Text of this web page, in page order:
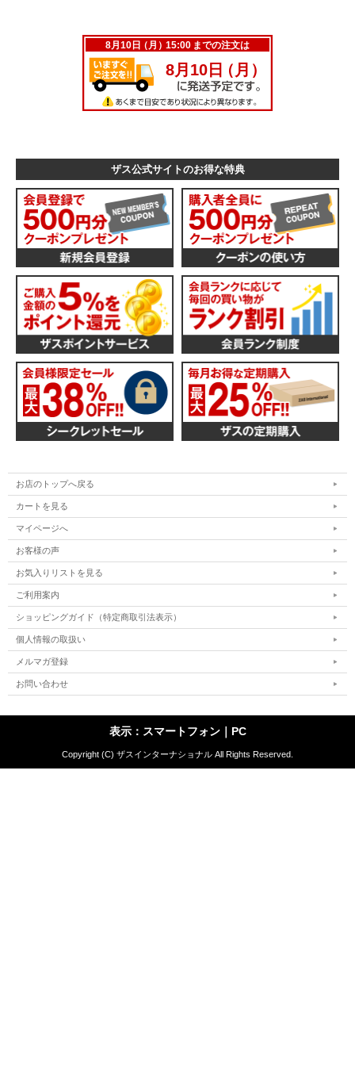
ザス公式サイトのお得な特典
お店のトップへ戻る
カートを見る
マイページへ
お客様の声
お気入りリストを見る
ご利用案内
ショッピングガイド（特定商取引法表示）
個人情報の取扱い
メルマガ登録
お問い合わせ
表示：スマートフォン｜ PC
Copyright (C) ザスインターナショナル All Rights Reserved.